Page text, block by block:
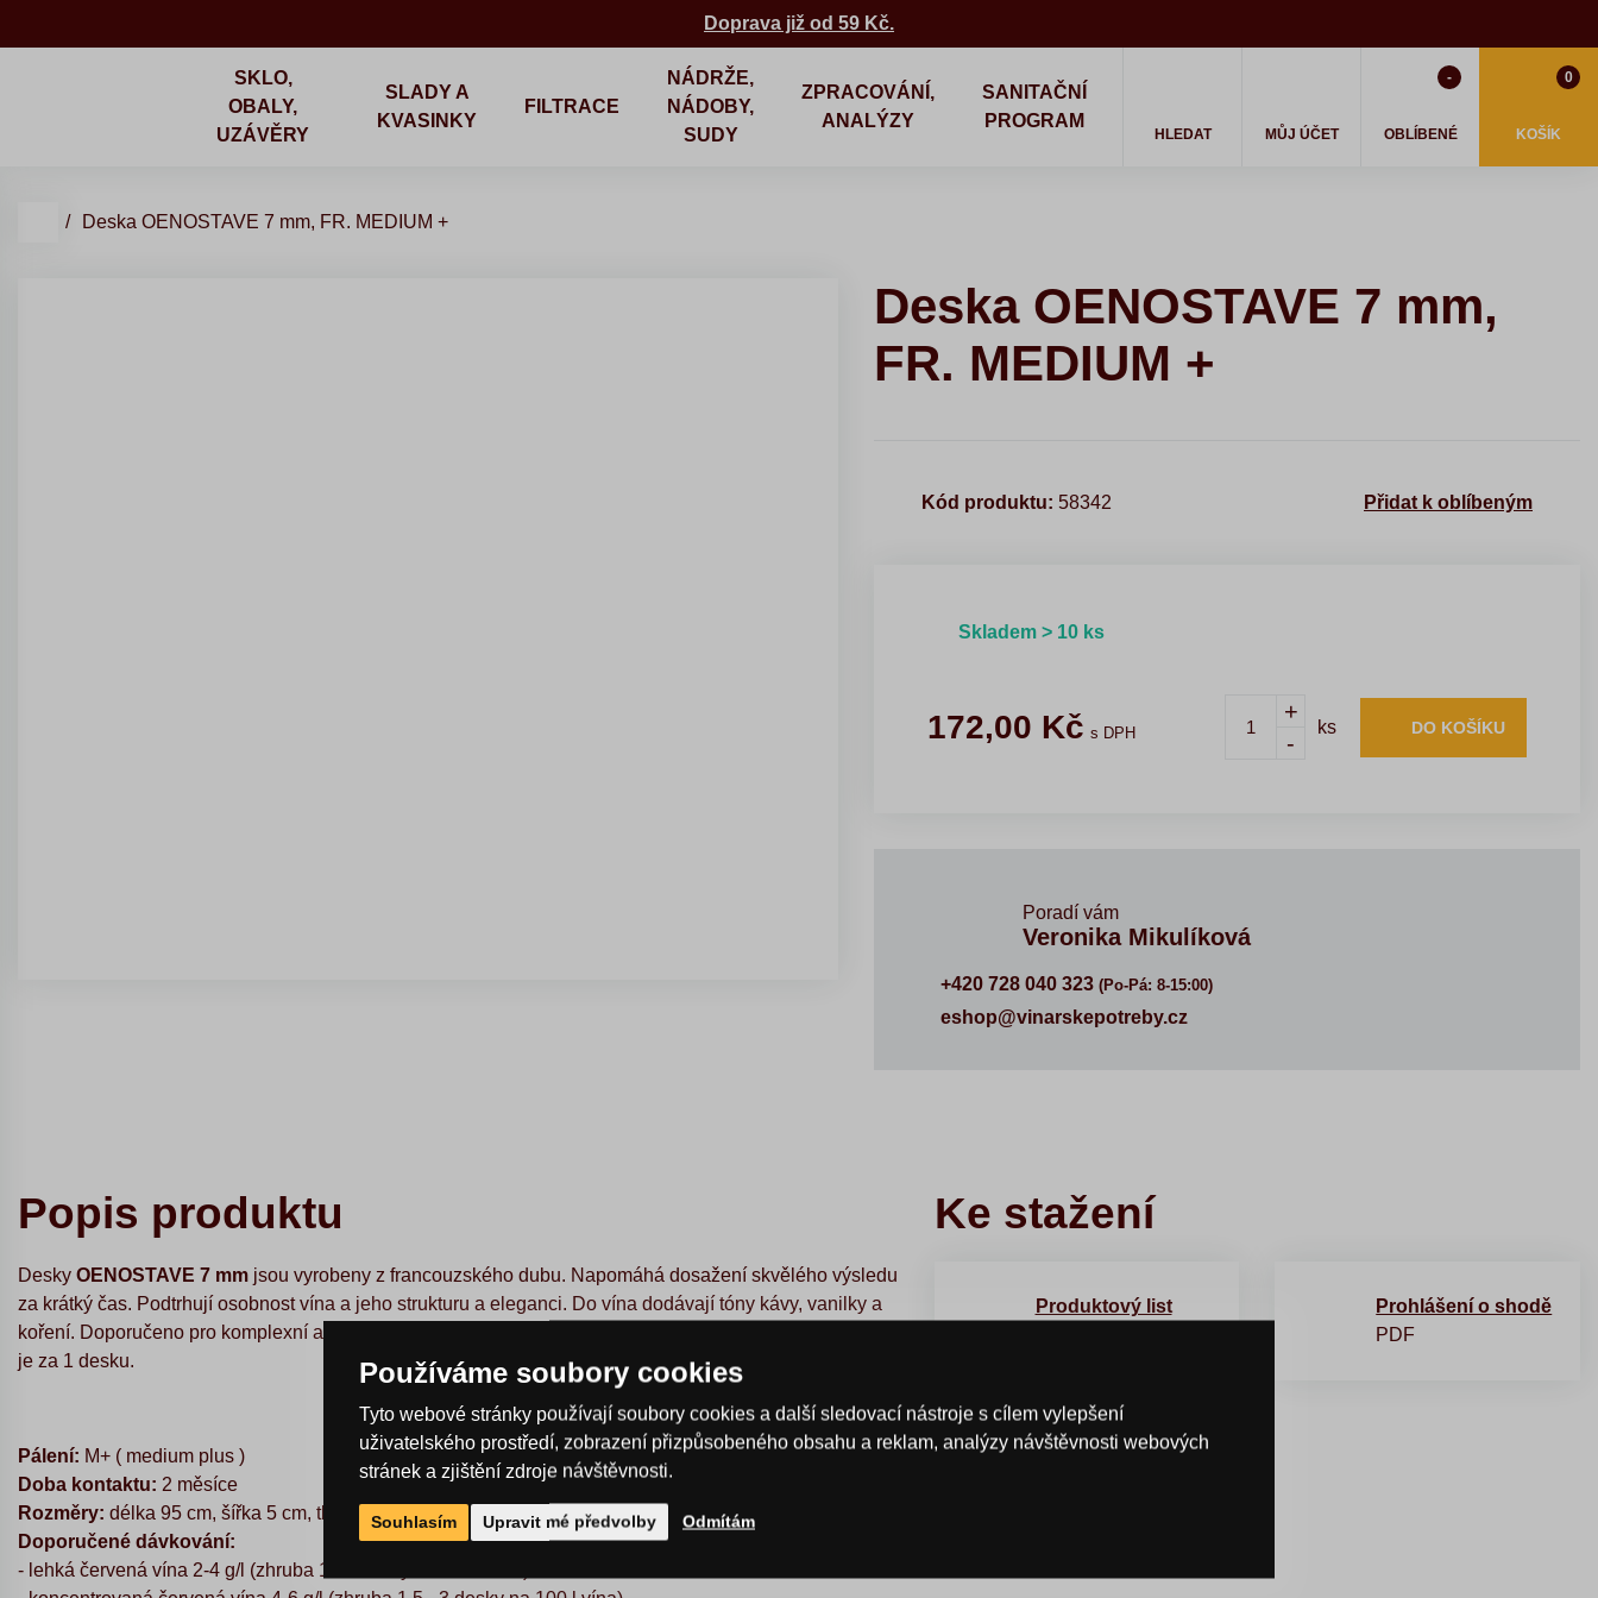
Doprava již od 59 Kč.
SKLO,
OBALY,
UZÁVĚRY
SLADY A
KVASINKY
FILTRACE
NÁDRŽE,
NÁDOBY,
SUDY
ZPRACOVÁNÍ,
ANALÝZY
SANITAČNÍ
PROGRAM
HLEDAT MŮJ ÚČET OBLÍBENÉ
-
KOŠÍK
0
Deska OENOSTAVE 7 mm, FR. MEDIUM +
Deska OENOSTAVE 7 mm,
FR. MEDIUM +
Kód produktu: 58342 Přidat k oblíbeným
Skladem > 10 ks
172,00 Kč s DPH
+
-
ks DO KOŠÍKU
Poradí vám
Veronika Mikulíková
+420 728 040 323 (Po-Pá: 8-15:00)
eshop@vinarskepotreby.cz
Popis produktu
Desky OENOSTAVE 7 mm jsou vyrobeny z francouzského dubu. Napomáhá dosažení skvělého výsledu
za krátký čas. Podtrhují osobnost vína a jeho strukturu a eleganci. Do vína dodávají tóny kávy, vanilky a
koření. Doporučeno pro komplexní a těžší vína, případně v kombinaci s deskou pálení M. Uvedená cena
je za 1 desku.
Pálení: M+ ( medium plus )
Doba kontaktu: 2 měsíce
Rozměry: délka 95 cm, šířka 5 cm, tloušťka 7 mm, váha 200 g
Doporučené dávkování:
- lehká červená vína 2-4 g/l (zhruba 1 - 2 desky na 100 l vína)
Ke stažení
Produktový list
Prohlášení o shodě
PDF
Používáme soubory cookies
Tyto webové stránky používají soubory cookies a další sledovací nástroje s cílem vylepšení
uživatelského prostředí, zobrazení přizpůsobeného obsahu a reklam, analýzy návštěvnosti webových
stránek a zjištění zdroje návštěvnosti.
Souhlasím Upravit mé předvolby Odmítám